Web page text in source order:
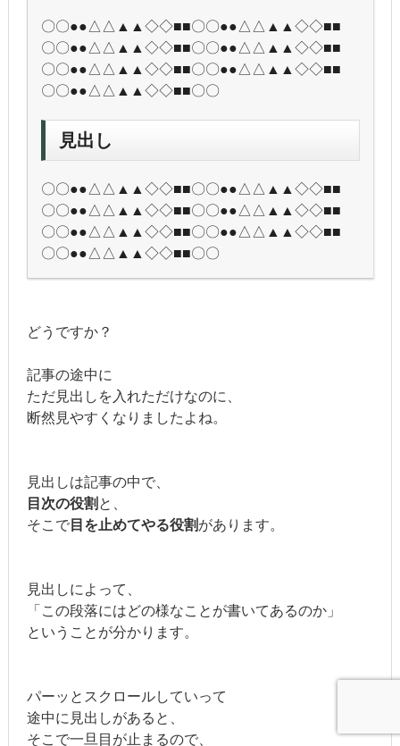
〇〇●●△△▲▲◇◇■■〇〇●●△△▲▲◇◇■■
〇〇●●△△▲▲◇◇■■〇〇●●△△▲▲◇◇■■
〇〇●●△△▲▲◇◇■■〇〇●●△△▲▲◇◇■■
〇〇●●△△▲▲◇◇■■〇〇
見出し
〇〇●●△△▲▲◇◇■■〇〇●●△△▲▲◇◇■■
〇〇●●△△▲▲◇◇■■〇〇●●△△▲▲◇◇■■
〇〇●●△△▲▲◇◇■■〇〇●●△△▲▲◇◇■■
〇〇●●△△▲▲◇◇■■〇〇
どうですか？
記事の途中に
ただ見出しを入れただけなのに、
断然見やすくなりましたよね。
見出しは記事の中で、
目次の役割 と、
そこで目を止めてやる役割があります。
見出しによって、
「この段落にはどの様なことが書いてあるのか」
ということが分かります。
パーッとスクロールしていって
途中に見出しがあると、
そこで一旦目が止まるので、